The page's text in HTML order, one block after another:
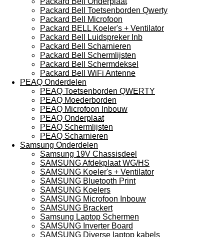
Packard Bell Toetsenborden Qwerty
Packard Bell Microfoon
Packard BELL Koeler's + Ventilator
Packard Bell Luidspreker Inb
Packard Bell Scharnieren
Packard Bell Schermlijsten
Packard Bell Schermdeksel
Packard Bell WiFi Antenne
PEAQ Onderdelen
PEAQ Toetsenborden QWERTY
PEAQ Moederborden
PEAQ Microfoon Inbouw
PEAQ Onderplaat
PEAQ Schermlijsten
PEAQ Scharnieren
Samsung Onderdelen
Samsung 19V Chassisdeel
SAMSUNG Afdekplaat WG/HS
SAMSUNG Koeler's + Ventilator
SAMSUNG Bluetooth Print
SAMSUNG Koelers
SAMSUNG Microfoon Inbouw
SAMSUNG Brackert
Samsung Laptop Schermen
SAMSUNG Inverter Board
SAMSUNG Diverse laptop kabels